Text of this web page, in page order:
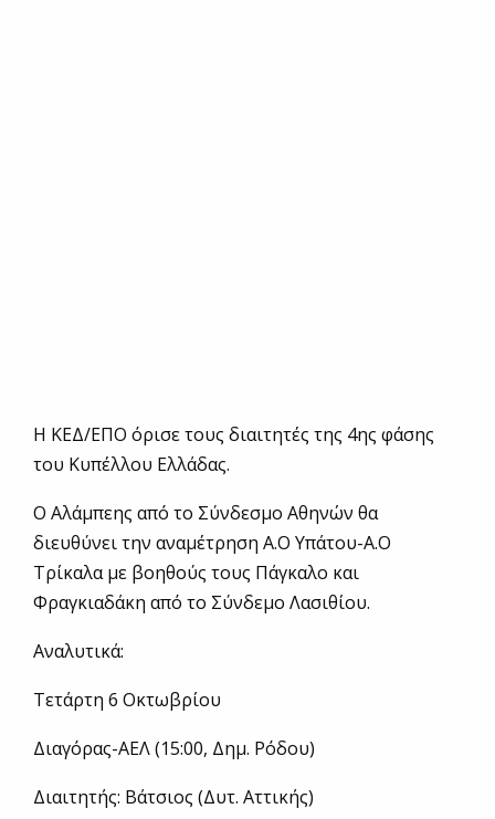
Η ΚΕΔ/ΕΠΟ όρισε τους διαιτητές της 4ης φάσης
του Κυπέλλου Ελλάδας.
Ο Αλάμπεης από το Σύνδεσμo Aθηνών θα
διευθύνει την αναμέτρηση Α.Ο Υπάτου-Α.Ο
Τρίκαλα με βοηθούς τους Πάγκαλο και
Φραγκιαδάκη από το Σύνδεμο Λασιθίου.
Αναλυτικά:
Τετάρτη 6 Οκτωβρίου
Διαγόρας-ΑΕΛ (15:00, Δημ. Ρόδου)
Διαιτητής: Βάτσιος (Δυτ. Αττικής)